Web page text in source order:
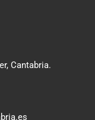
Cantabria.